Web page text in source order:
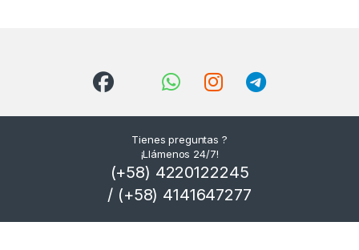
Tienes preguntas ?
¡Llámenos 24/7!
(+58) 4220122245
/ (+58) 4141647277